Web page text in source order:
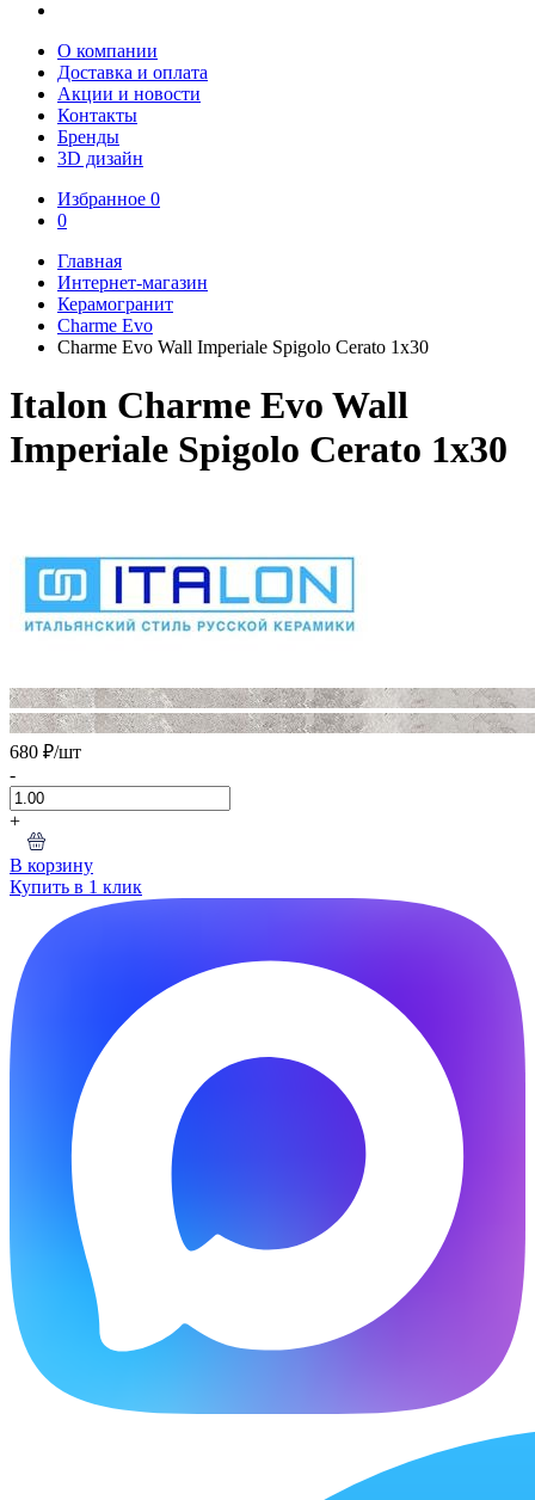
О компании
Доставка и оплата
Акции и новости
Контакты
Бренды
3D дизайн
Избранное 0
0
Главная
Интернет-магазин
Керамогранит
Charme Evo
Charme Evo Wall Imperiale Spigolo Cerato 1х30
Italon Charme Evo Wall
Imperiale Spigolo Cerato 1х30
680 ₽/шт
-
+
В корзину
Купить в 1 клик